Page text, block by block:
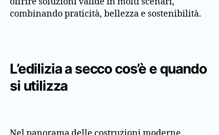
combinando praticità, bellezza e sostenibilità.
L’edilizia a secco cos’è e quando
si utilizza